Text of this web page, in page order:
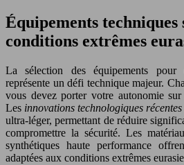
Équipements techniques
conditions extrêmes
La sélection des équipements pour
représente un défi technique majeur.
vous devez porter votre autonomie
Les innovations technologiques récentes
ultra-léger, permettant de réduire
compromettre la sécurité. Les
synthétiques haute performance
adaptées aux conditions extrêmes